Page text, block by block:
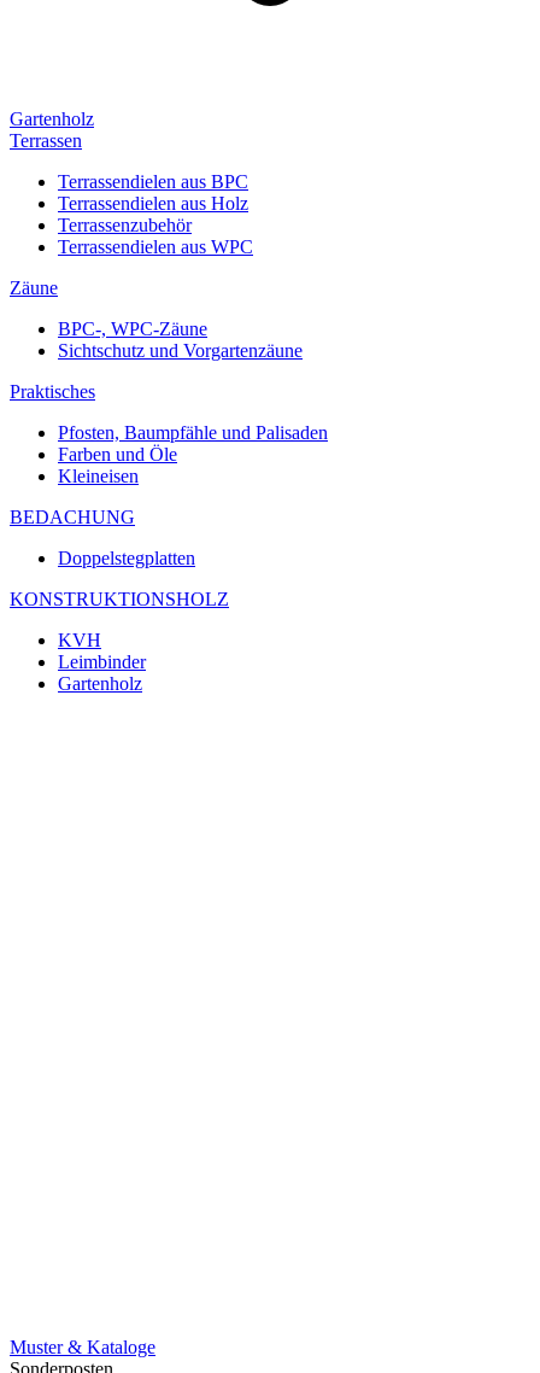
Gartenholz
Terrassen
Terrassendielen aus BPC
Terrassendielen aus Holz
Terrassenzubehör
Terrassendielen aus WPC
Zäune
BPC-, WPC-Zäune
Sichtschutz und Vorgartenzäune
Praktisches
Pfosten, Baumpfähle und Palisaden
Farben und Öle
Kleineisen
BEDACHUNG
Doppelstegplatten
KONSTRUKTIONSHOLZ
KVH
Leimbinder
Gartenholz
Muster & Kataloge
Sonderposten